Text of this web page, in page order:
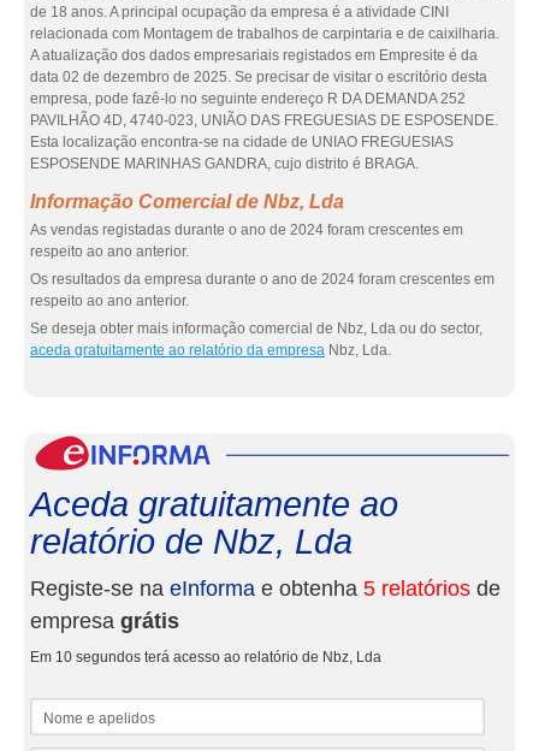
de 18 anos. A principal ocupação da empresa é a atividade CINI
relacionada com Montagem de trabalhos de carpintaria e de caixilharia.
A atualização dos dados empresariais registados em Empresite é da
data 02 de dezembro de 2025. Se precisar de visitar o escritório desta
empresa, pode fazê-lo no seguinte endereço R DA DEMANDA 252
PAVILHÃO 4D, 4740-023, UNIÃO DAS FREGUESIAS DE ESPOSENDE.
Esta localização encontra-se na cidade de UNIAO FREGUESIAS
ESPOSENDE MARINHAS GANDRA, cujo distrito é BRAGA.
Informação Comercial de Nbz, Lda
As vendas registadas durante o ano de 2024 foram crescentes em
respeito ao ano anterior.
Os resultados da empresa durante o ano de 2024 foram crescentes em
respeito ao ano anterior.
Se deseja obter mais informação comercial de Nbz, Lda ou do sector,
aceda gratuitamente ao relatório da empresa Nbz, Lda.
Aceda gratuitamente ao
relatório de Nbz, Lda
Registe-se na eInforma e obtenha 5 relatórios de
empresa grátis
Em 10 segundos terá acesso ao relatório de Nbz, Lda